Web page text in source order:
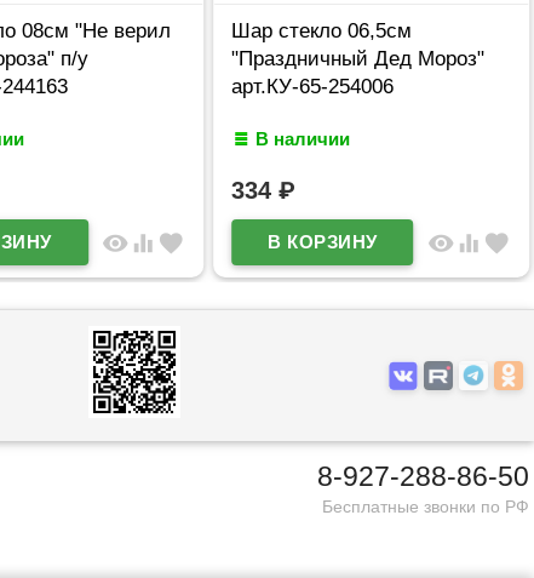
08см "Не верил
п/у
visibility equalizer favorite
Шар стекло 06,5см
"Праздничный Дед Мороз"
арт.КУ-65-254006
В наличии
334₽
visibility equalizer favorite
8-927-288-86-50
Бесплатные звонки по РФ